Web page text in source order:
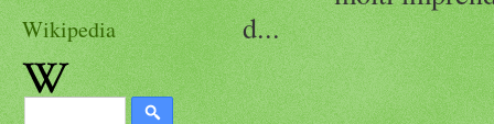
d...
Wikipedia